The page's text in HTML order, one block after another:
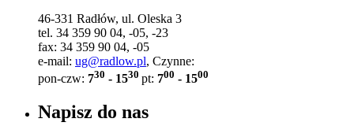
46-331 Radłów, ul. Oleska 3
tel. 34 359 90 04, -05, -23
fax: 34 359 90 04, -05
e-mail: ug@radlow.pl, Czynne:
pon-czw: 730 - 1530 pt: 700 - 1500
Napisz do nas